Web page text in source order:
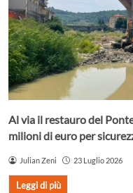
Al via il restauro del
milioni di euro per
Julian Zeni 23 Luglio 2026
Leggi di più